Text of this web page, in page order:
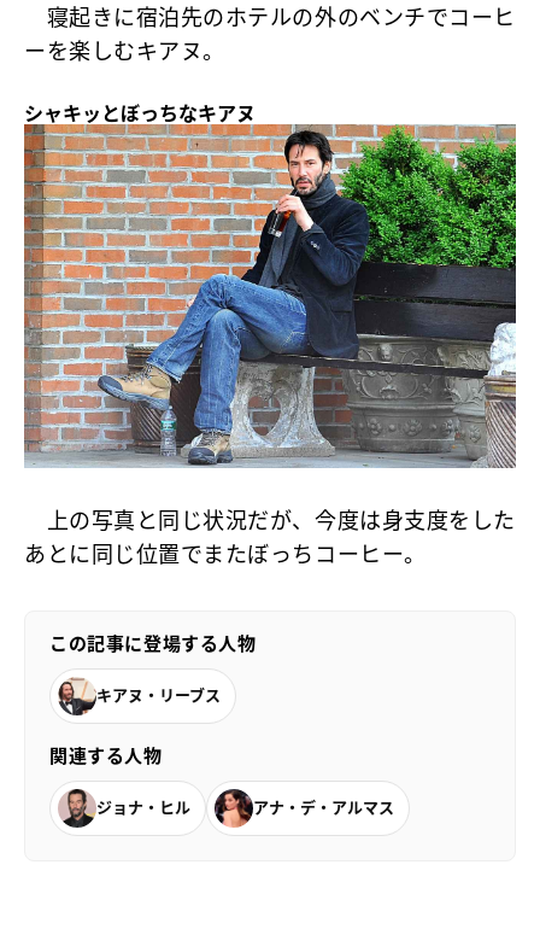
寝起きに宿泊先のホテルの外のベンチでコーヒ
ーを楽しむキアヌ。
シャキッとぼっちなキアヌ
上の写真と同じ状況だが、今度は身支度をした
あとに同じ位置でまたぼっちコーヒー。
この記事に登場する人物
キアヌ・リーブス
関連する人物
ジョナ・ヒル アナ・デ・アルマス